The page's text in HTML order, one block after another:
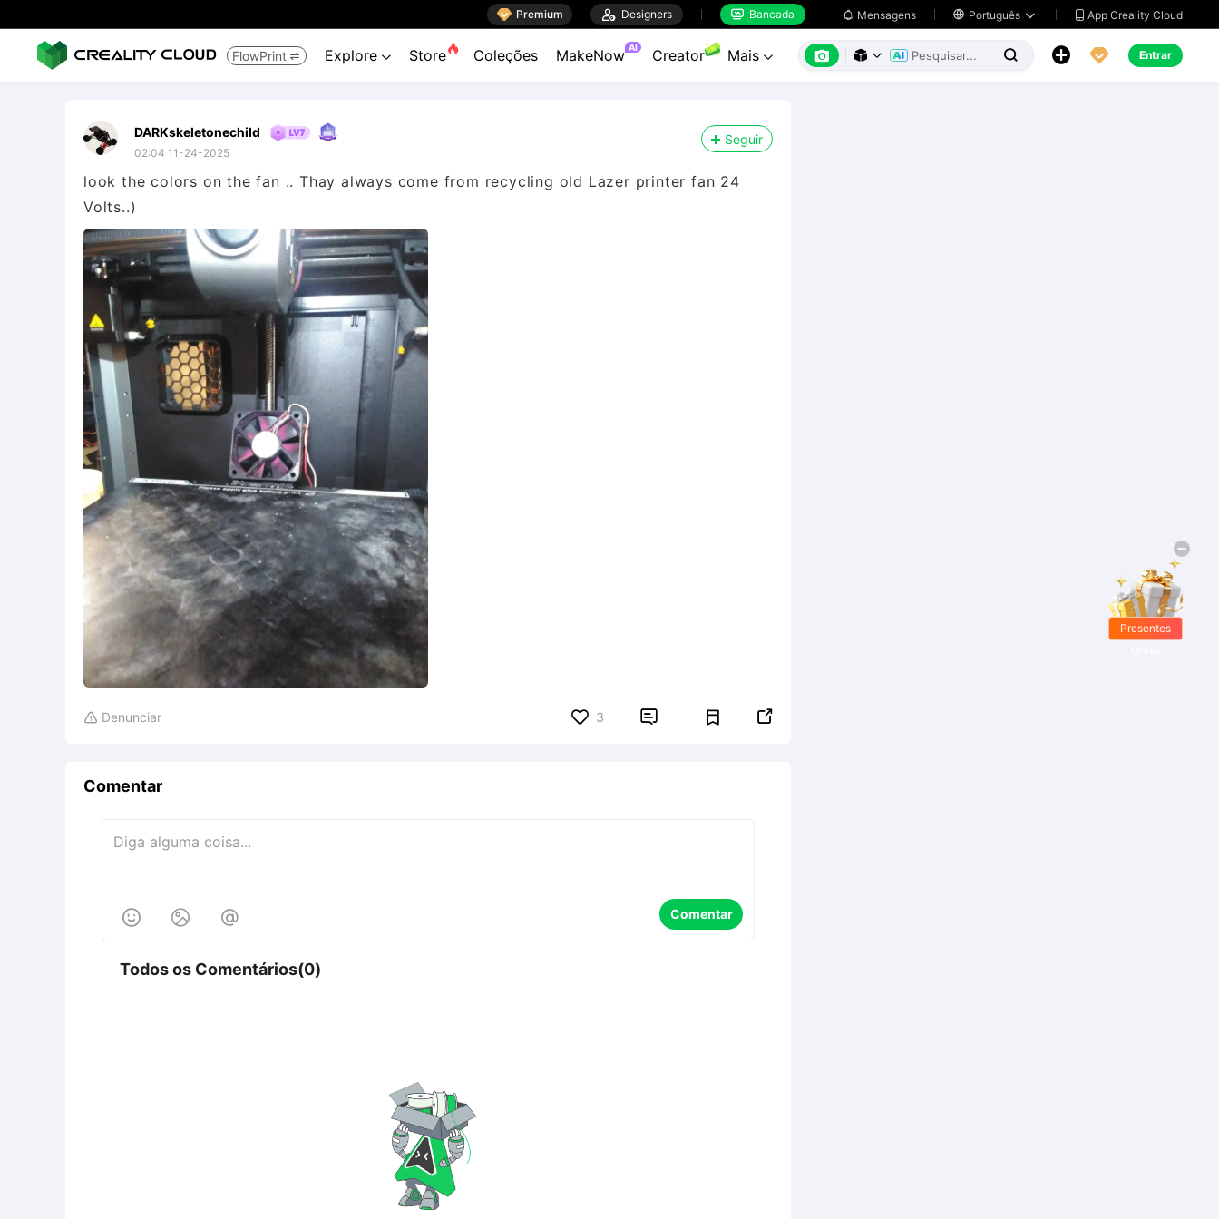
 Premium  Designers  Bancada  Mensagens  Português   App Creality Cloud
FlowPrint  Explore  Store Coleções MakeNow AI Creator Mais        Entrar
DARKskeletonechild
02:04 11-24-2025
Seguir
look the colors on the fan .. Thay always come from recycling old Lazer printer fan 24
Volts..)
 Denunciar 3  
Comentar
   Comentar
Todos os Comentários(0)
Presentes